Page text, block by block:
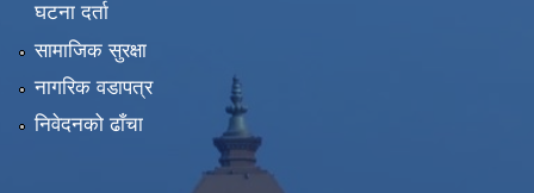
घटना दर्ता
सामाजिक सुरक्षा
नागरिक वडापत्र
निवेदनको ढाँचा